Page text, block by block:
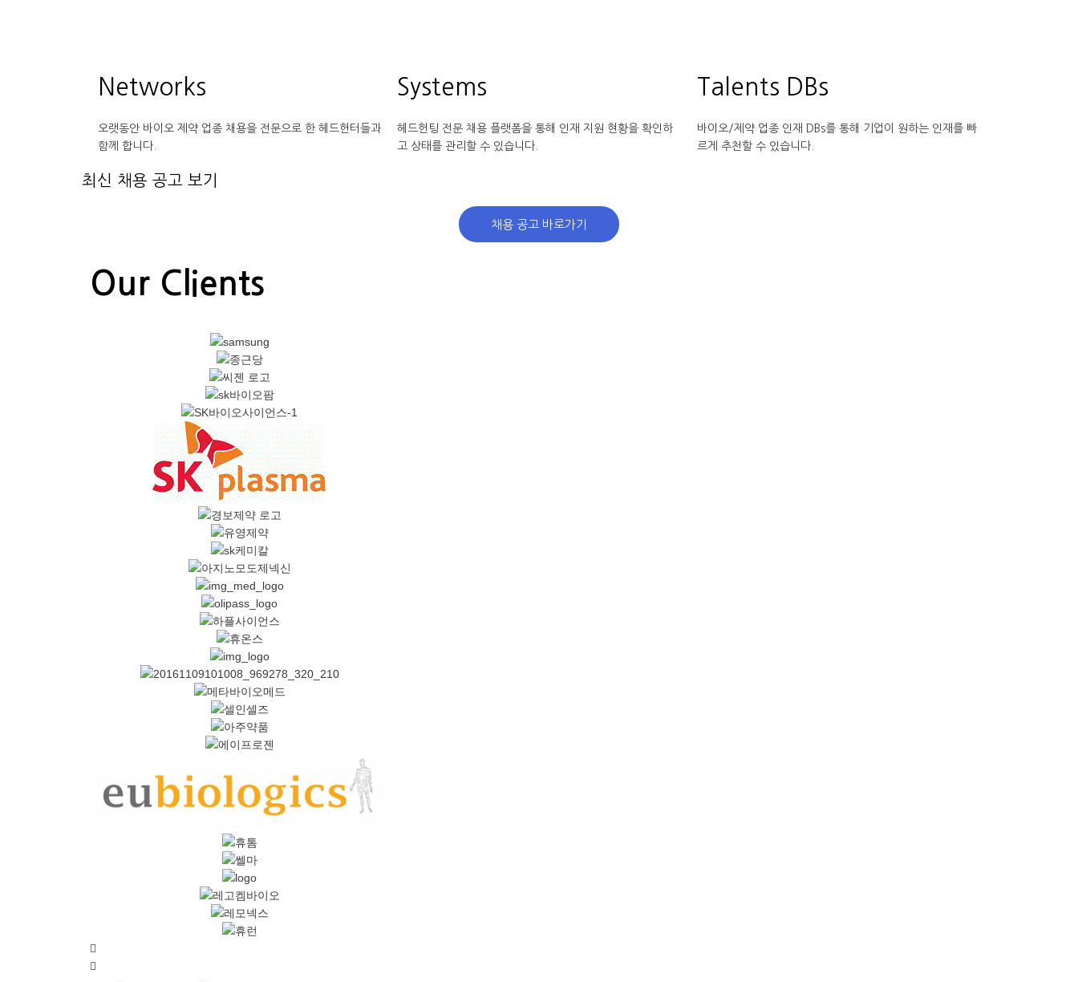
Networks
오랫동안 바이오 제약 업종 채용을 전문으로 한 헤드헌터들과
함께 합니다.
Systems
헤드헌팅 전문 채용 플랫폼을 통해 인재 지원 현황을 확인하
고 상태를 관리할 수 있습니다.
Talents DBs
바이오/제약 업종 인재 DBs를 통해 기업이 원하는 인재를 빠
르게 추천할 수 있습니다.
최신 채용 공고 보기
채용 공고 바로가기
Our Clients